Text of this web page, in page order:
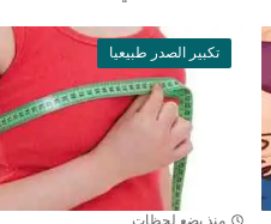
تكبير الصدر طبيعيا
منذ بضع لحظات